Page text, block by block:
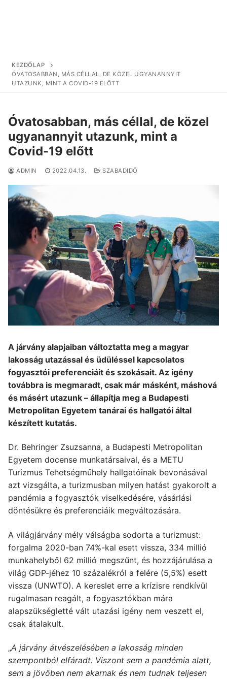
KEZDŐLAP
ÓVATOSABBAN, MÁS CÉLLAL, DE KÖZEL UGYANANNYIT
UTAZUNK, MINT A COVID-19 ELŐTT
Óvatosabban, más céllal, de közel
ugyanannyit utazunk, mint a
Covid-19 előtt
ADMIN 2022.04.13. SZABADIDŐ
A járvány alapjaiban változtatta meg a magyar
lakosság utazással és üdüléssel kapcsolatos
fogyasztói preferenciáit és szokásait. Az igény
továbbra is megmaradt, csak már másként, máshová
és másért utazunk – állapítja meg a Budapesti
Metropolitan Egyetem tanárai és hallgatói által
készített kutatás.
Dr. Behringer Zsuzsanna, a Budapesti Metropolitan
Egyetem docense munkatársaival, és a METU
Turizmus Tehetségműhely hallgatóinak bevonásával
azt vizsgálta, a turizmusban milyen hatást gyakorolt a
pandémia a fogyasztók viselkedésére, vásárlási
döntésükre és preferenciáik megváltozására.
A világjárvány mély válságba sodorta a turizmust:
forgalma 2020-ban 74%-kal esett vissza, 334 millió
munkahelyből 62 millió megszűnt, és hozzájárulása a
világ GDP-jéhez 10 százalékról a felére (5,5%) esett
vissza (UNWTO). A kereslet erre a krízisre rendkívül
rugalmasan reagált, a fogyasztókban mára
alapszükségletté vált utazási igény nem veszett el,
csak átalakult.
„A járvány átvészelésében a lakosság minden
szempontból elfáradt. Viszont sem a pandémia alatt,
sem a jövőben nem akarnak és nem tudnak teljesen